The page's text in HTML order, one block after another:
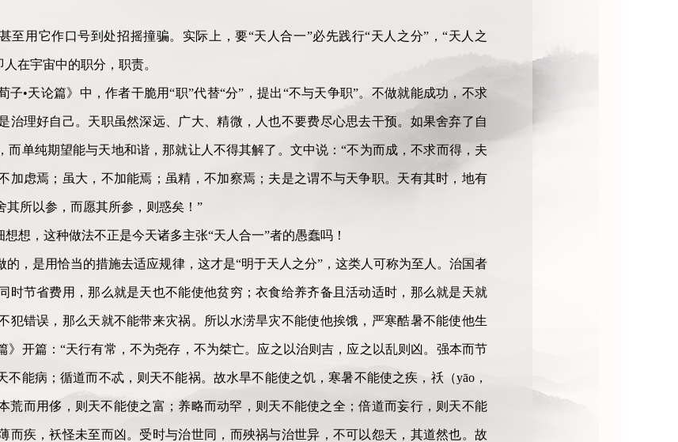
至用它作口号到处招摇撞骗。实际上，要“天人合一”必先践行“天人之分”，“天人之
在宇宙中的职分，职责。
子•天论篇》中，作者干脆用“职”代替“分”，提出“不与天争职”。不做就能成功，不求
治理好自己。天职虽然深远、广大、精微，人也不要费尽心思去干预。如果舍弃了自
而单纯期望能与天地和谐，那就让人不得其解了。文中说：“不为而成，不求而得，夫
加虑焉；虽大，不加能焉；虽精，不加察焉；夫是之谓不与天争职。天有其时，地有
所以参，而愿其所参，则惑矣！”
想，这种做法不正是今天诸多主张“天人合一”者的愚蠢吗！
的，是用恰当的措施去适应规律，这才是“明于天人之分”，这类人可称为至人。治国者
时节省费用，那么就是天也不能使他贫穷；衣食给养齐备且活动适时，那么就是天就
犯错误，那么天就不能带来灾祸。所以水涝旱灾不能使他挨饿，严寒酷暑不能使他生
》开篇：“天行有常，不为尧存，不为桀亡。应之以治则吉，应之以乱则凶。强本而节
不能病；循道而不忒，则天不能祸。故水旱不能使之饥，寒暑不能使之疾，祅（yāo，
而用侈，则天不能使之富；养略而动罕，则天不能使之全；倍道而妄行，则天不能
而疾，袄怪未至而凶。受时与治世同，而殃祸与治世异，不可以怨天，其道然也。故